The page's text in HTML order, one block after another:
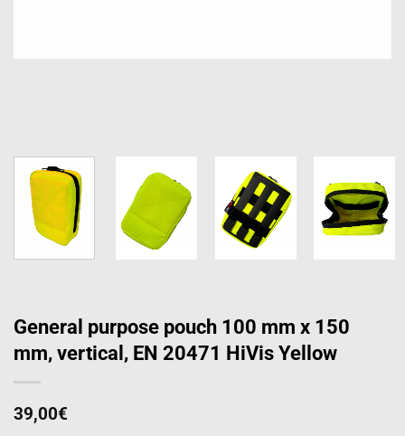
General purpose pouch 100 mm x 150
mm, vertical, EN 20471 HiVis Yellow
39,00€